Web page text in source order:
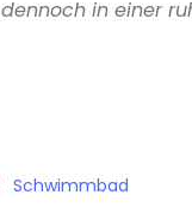
in einer
Schwimmbad